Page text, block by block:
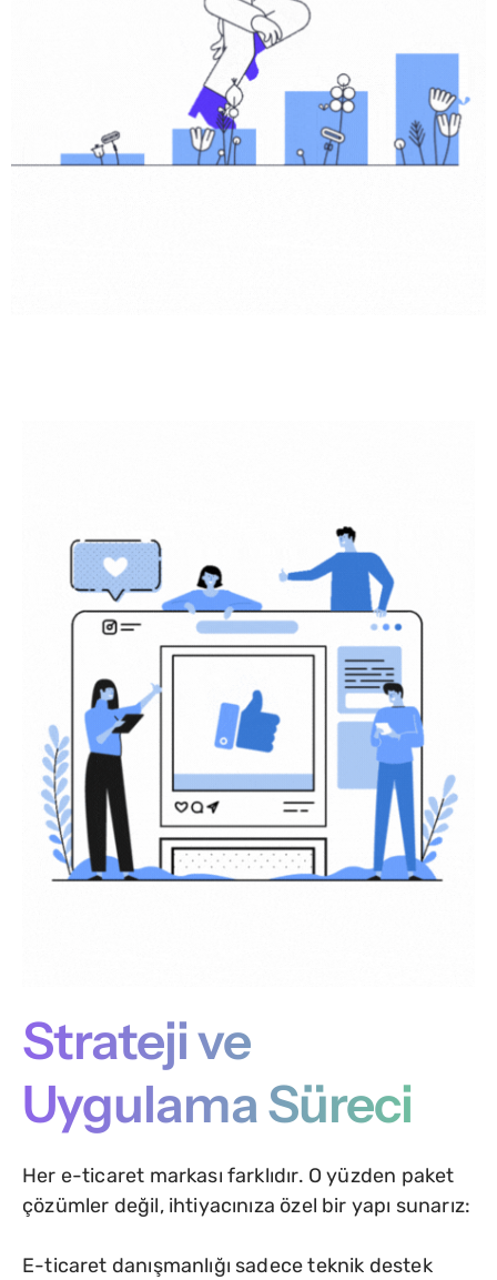
Strateji ve
Uygulama Süreci
Her e-ticaret markası farklıdır. O yüzden paket
çözümler değil, ihtiyacınıza özel bir yapı sunarız:
E-ticaret danışmanlığı sadece teknik destek